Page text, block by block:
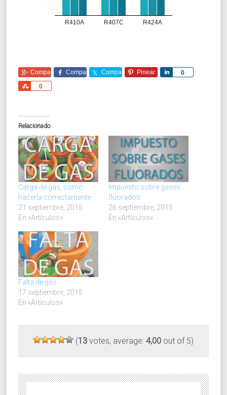
R410A R407C R424A
Comparte Comparte Comparte Pinear 0
Comparte
0
Comparte
Relacionado
Carga de gas, como
hacerla correctamente
21 septiembre, 2015
En «Artículos»
Impuesto sobre gases
fluorados
26 septiembre, 2015
En «Artículos»
Falta de gas
17 septiembre, 2015
En «Artículos»
(13 votes, average:4,00 out of 5)